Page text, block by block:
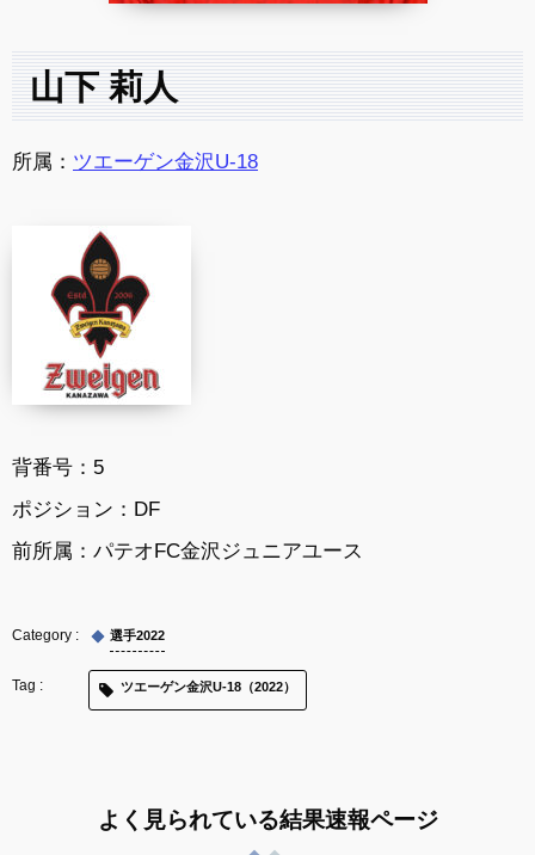
山下 莉人
所属： ツエーゲン金沢U-18
背番号：5
ポジション：DF
前所属：パテオFC金沢ジュニアユース
選手2022
ツエーゲン金沢U-18（2022）
よく見られている結果速報ページ